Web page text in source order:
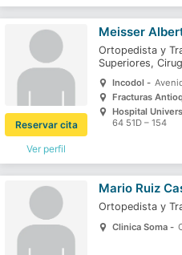
Ver perfil
Reservar cita
Meisser
Ortopedista y
Superiores,
Incodol -
Fracturas
Hospital
64 51D – 154
Mario Ruiz
Ortopedista y
Clinica Soma -